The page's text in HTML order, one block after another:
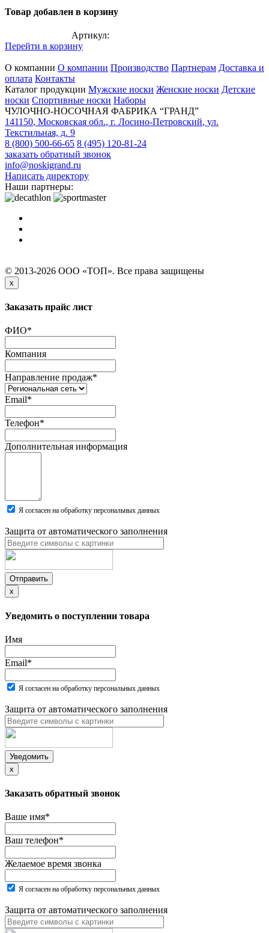
Товар добавлен в корзину
Артикул:
Перейти в корзину
О компании О компании Производство Партнерам Доставка и
оплата Контакты
Каталог продукции Мужские носки Женские носки Детские
носки Спортивные носки Наборы
ЧУЛОЧНО-НОСОЧНАЯ ФАБРИКА “ГРАНД”
141150, Московская обл., г. Лосино-Петровский, ул.
Текстильная, д. 9
8 (800) 500-66-65 8 (495) 120-81-24
заказать обратный звонок
info@noskigrand.ru
Написать директору
Наши партнеры:
© 2013-2026 ООО «ТОП». Все права защищены
x
Заказать прайс лист
ФИО*
Компания
Направление продаж*
Email*
Телефон*
Дополнительная информация
Я согласен на обработку персональных данных
Защита от автоматического заполнения
Отправить
x
Уведомить о поступлении товара
Имя
Email*
Я согласен на обработку персональных данных
Защита от автоматического заполнения
Уведомить
x
Заказать обратный звонок
Ваше имя*
Ваш телефон*
Желаемое время звонка
Я согласен на обработку персональных данных
Защита от автоматического заполнения